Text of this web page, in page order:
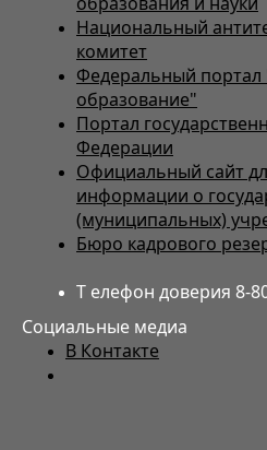
Национальный
комитет
Федеральный портал
образование"
Портал
Федерации
Официальный сайт
информации о
(муниципальных)
Бюро кадрового
Т елефон доверия 8-
Социальные медиа
В Контакте